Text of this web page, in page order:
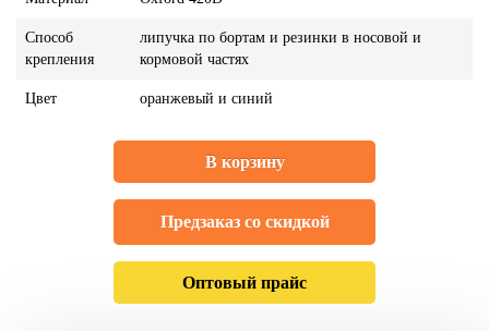
Способ
крепления
липучка по бортам и резинки в носовой и
кормовой частях
Цвет оранжевый и синий
В корзину
Предзаказ со скидкой
Оптовый прайс